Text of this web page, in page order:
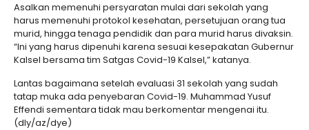
Asalkan memenuhi persyaratan mulai dari sekolah yang
harus memenuhi protokol kesehatan, persetujuan orang tua
murid, hingga tenaga pendidik dan para murid harus divaksin.
“Ini yang harus dipenuhi karena sesuai kesepakatan Gubernur
Kalsel bersama tim Satgas Covid-19 Kalsel,” katanya.
Lantas bagaimana setelah evaluasi 31 sekolah yang sudah
tatap muka ada penyebaran Covid-19. Muhammad Yusuf
Effendi sementara tidak mau berkomentar mengenai itu.
(dly/az/dye)